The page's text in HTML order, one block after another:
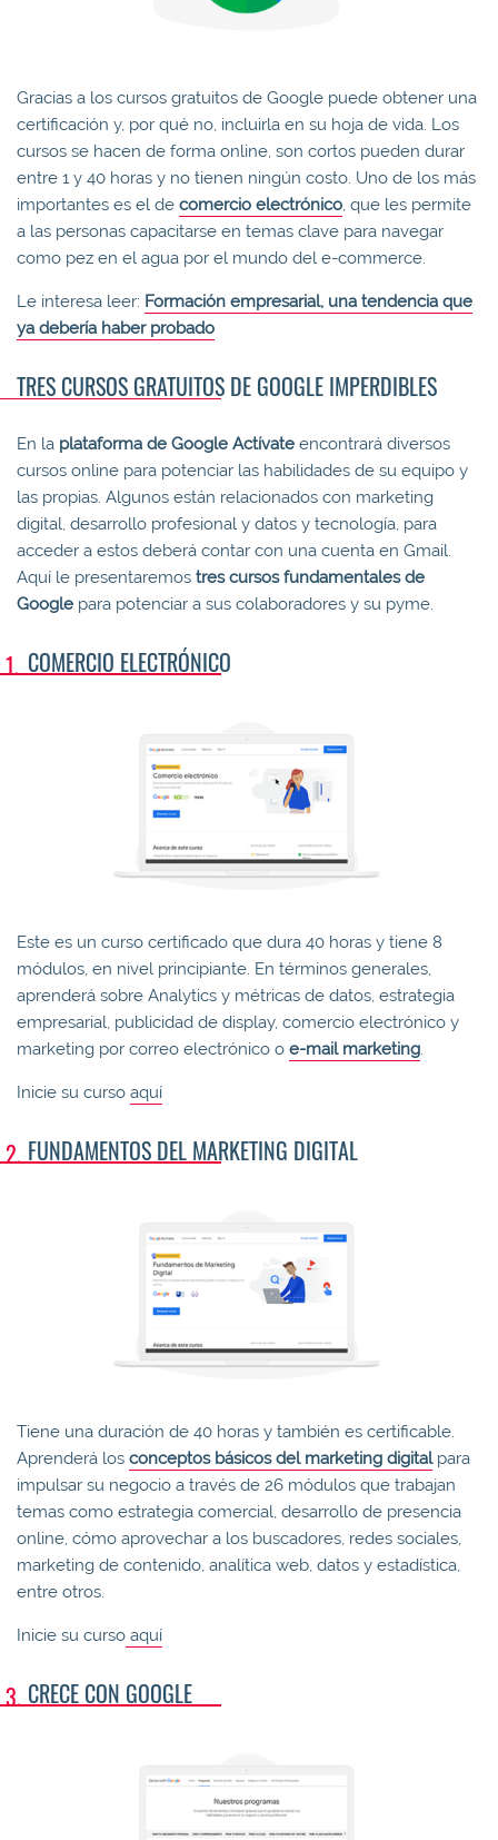
Gracias a los cursos gratuitos de Google puede obtener una
certificación y, por qué no, incluirla en su hoja de vida. Los
cursos se hacen de forma online, son cortos pueden durar
entre 1 y 40 horas y no tienen ningún costo. Uno de los más
importantes es el de comercio electrónico, que les permite
a las personas capacitarse en temas clave para navegar
como pez en el agua por el mundo del e-commerce.
Le interesa leer: Formación empresarial, una tendencia que
ya debería haber probado
TRES CURSOS GRATUITOS DE GOOGLE IMPERDIBLES
En la plataforma de Google Actívate encontrará diversos
cursos online para potenciar las habilidades de su equipo y
las propias. Algunos están relacionados con marketing
digital, desarrollo profesional y datos y tecnología, para
acceder a estos deberá contar con una cuenta en Gmail.
Aquí le presentaremos tres cursos fundamentales de
Google para potenciar a sus colaboradores y su pyme.
COMERCIO ELECTRÓNICO
Este es un curso certificado que dura 40 horas y tiene 8
módulos, en nivel principiante. En términos generales,
aprenderá sobre Analytics y métricas de datos, estrategia
empresarial, publicidad de display, comercio electrónico y
marketing por correo electrónico o e-mail marketing.
Inicie su curso aquí
FUNDAMENTOS DEL MARKETING DIGITAL
Tiene una duración de 40 horas y también es certificable.
Aprenderá los conceptos básicos del marketing digitalpara
impulsar su negocio a través de 26 módulos que trabajan
temas como estrategia comercial, desarrollo de presencia
online, cómo aprovechar a los buscadores, redes sociales,
marketing de contenido, analítica web, datos y estadística,
entre otros.
Inicie su curso aquí
CRECE CON GOOGLE